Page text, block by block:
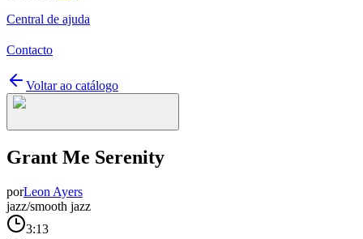
Central de ajuda
Contacto
Voltar ao catálogo
Grant Me Serenity
porLeon Ayers
jazz/smooth jazz
3:13